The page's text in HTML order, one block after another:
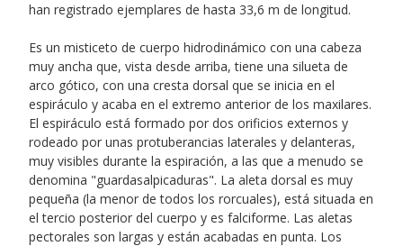
han registrado ejemplares de hasta 33,6 m de longitud.
Es un misticeto de cuerpo hidrodinámico con una cabeza
muy ancha que, vista desde arriba, tiene una silueta de
arco gótico, con una cresta dorsal que se inicia en el
espiráculo y acaba en el extremo anterior de los maxilares.
El espiráculo está formado por dos orificios externos y
rodeado por unas protuberancias laterales y delanteras,
muy visibles durante la espiración, a las que a menudo se
denomina "guardasalpicaduras". La aleta dorsal es muy
pequeña (la menor de todos los rorcuales), está situada en
el tercio posterior del cuerpo y es falciforme. Las aletas
pectorales son largas y están acabadas en punta. Los